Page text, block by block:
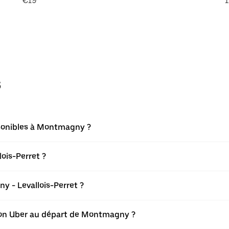
à Montmagny ?
Perret ?
- Levallois-Perret ?
Uber au départ de Montmagny ?